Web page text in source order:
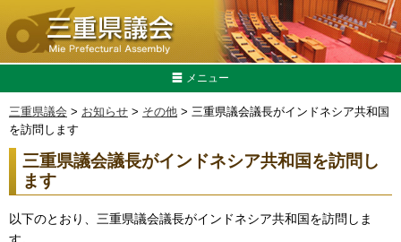
メニュー
三重県議会 > お知らせ > その他 > 三重県議会議長がインドネシア共和国
を訪問します
三重県議会議長がインドネシア共和国を訪問し
ます
以下のとおり、三重県議会議長がインドネシア共和国を訪問しま